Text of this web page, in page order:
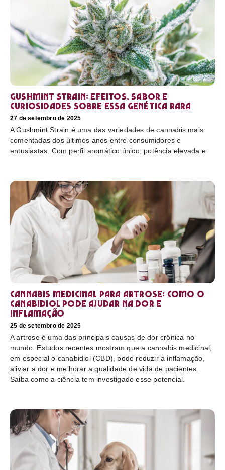
Gushmint Strain: efeitos, sabor e
curiosidades sobre essa genética rara
27 de setembro de 2025
A Gushmint Strain é uma das variedades de cannabis mais
comentadas dos últimos anos entre consumidores e
entusiastas. Com perfil aromático único, potência elevada e
Cannabis medicinal para artrose: como o
canabidiol pode ajudar na dor e
inflamação
25 de setembro de 2025
A artrose é uma das principais causas de dor crônica no
mundo. Estudos recentes mostram que a cannabis medicinal,
em especial o canabidiol (CBD), pode reduzir a inflamação,
aliviar a dor e melhorar a qualidade de vida de pacientes.
Saiba como a ciência tem investigado esse potencial.